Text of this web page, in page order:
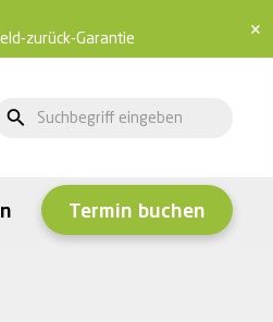
×
zurück-Garantie
Termin buchen